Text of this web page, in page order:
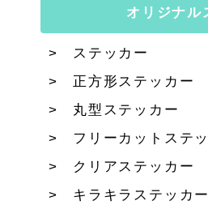
オリジナル
ステッカー
正方形ステッカー
丸型ステッカー
フリーカットステ
クリアステッカー
キラキラステッカー